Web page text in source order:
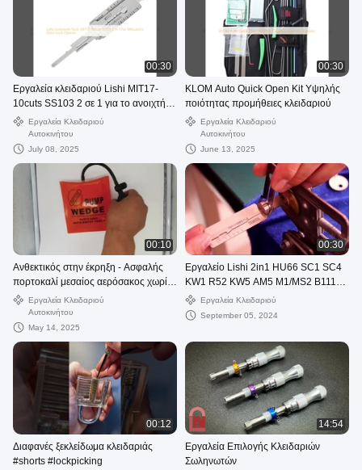
00:30
Εργαλεία κλειδαριού Lishi MIT17-
10cuts SS103 2 σε 1 για το ανοιχτήρα
κλειδαριού Mitsubishi
Εργαλεία Κλειδαριού
Αυτοκινήτου
July 08, 2025
00:30
KLOM Auto Quick Open Kit Υψηλής
ποιότητας προμήθειες κλειδαριού
Εργαλεία Κλειδαριού
Αυτοκινήτου
June 13, 2025
00:10
Ανθεκτικός στην έκρηξη - Ασφαλής
πορτοκαλί μεσαίος αερόσακος χωρίς
εσωτερική πλάκα για κλειδαράς
αυτοκινήτων
Εργαλεία Κλειδαριού
Αυτοκινήτου
May 14, 2025
00:30
Εργαλείο Lishi 2in1 HU66 SC1 SC4
KW1 R52 KW5 AM5 M1/MS2 B111
TE2 Αποκωδικοποιητής κλειδαριού
Εργαλεία Κλειδαριού
September 05, 2024
00:12
Διαφανές ξεκλείδωμα κλειδαριάς
#shorts #lockpicking
14:54
Εργαλεία Επιλογής Κλειδαριών
Σωληνωτών